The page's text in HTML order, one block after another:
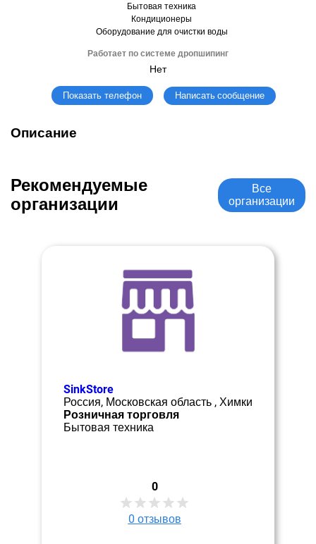
Бытовая техника
Кондиционеры
Оборудование для очистки воды
Работает по системе дропшипинг
Нет
Показать телефон Написать сообщение
Описание
Рекомендуемые
организации
Все
организации
SinkStore
Россия, Московская область , Химки
Розничная торговля
Бытовая техника
0
0 отзывов